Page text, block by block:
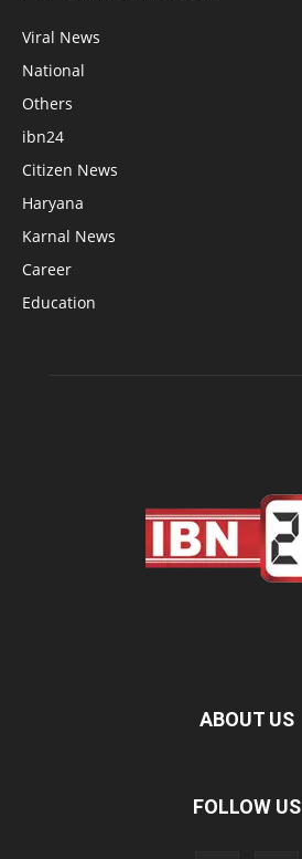
Viral News
National
Others
ibn24
Citizen News
Haryana
Karnal News
Career
Education
ABOUT US
FOLLOW US